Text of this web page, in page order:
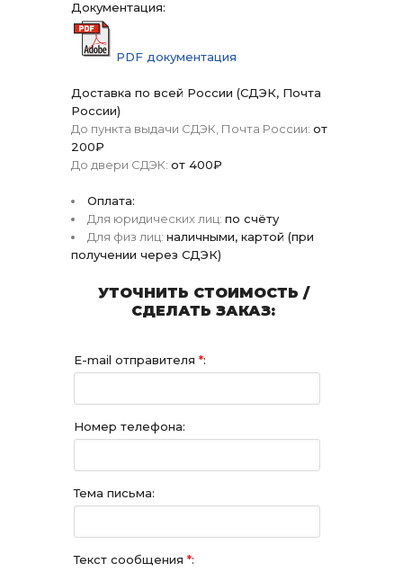
Документация:
PDF документация
Доставка по всей России (СДЭК, Почта
России)
До пункта выдачи СДЭК, Почта России: от
200₽
До двери СДЭК: от 400₽
Оплата:
Для юридических лиц: по счёту
Для физ лиц: наличными, картой (при
получении через СДЭК)
УТОЧНИТЬ СТОИМОСТЬ /
СДЕЛАТЬ ЗАКАЗ:
E-mail отправителя *:
Номер телефона:
Тема письма:
Текст сообщения *: